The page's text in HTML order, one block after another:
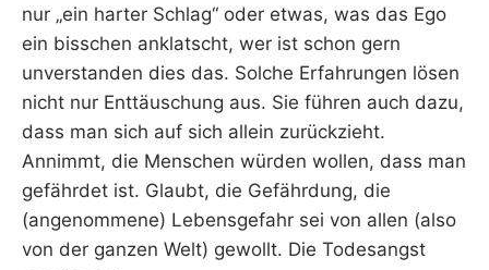
nur „ein harter Schlag“ oder etwas, was das Ego
ein bisschen anklatscht, wer ist schon gern
unverstanden dies das. Solche Erfahrungen lösen
nicht nur Enttäuschung aus. Sie führen auch dazu,
dass man sich auf sich allein zurückzieht.
Annimmt, die Menschen würden wollen, dass man
gefährdet ist. Glaubt, die Gefährdung, die
(angenommene) Lebensgefahr sei von allen (also
von der ganzen Welt) gewollt. Die Todesangst